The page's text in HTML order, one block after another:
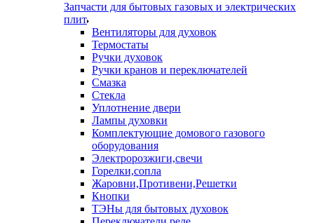
Запчасти для бытовых газовых и электрических
плит
Вентиляторы для духовок
Термостаты
Ручки духовок
Ручки кранов и переключателей
Смазка
Стекла
Уплотнение двери
Лампы духовки
Комплектующие домового газового
оборудования
Электророзжиги,свечи
Горелки,сопла
Жаровни,Противени,Решетки
Кнопки
ТЭНы для бытовых духовок